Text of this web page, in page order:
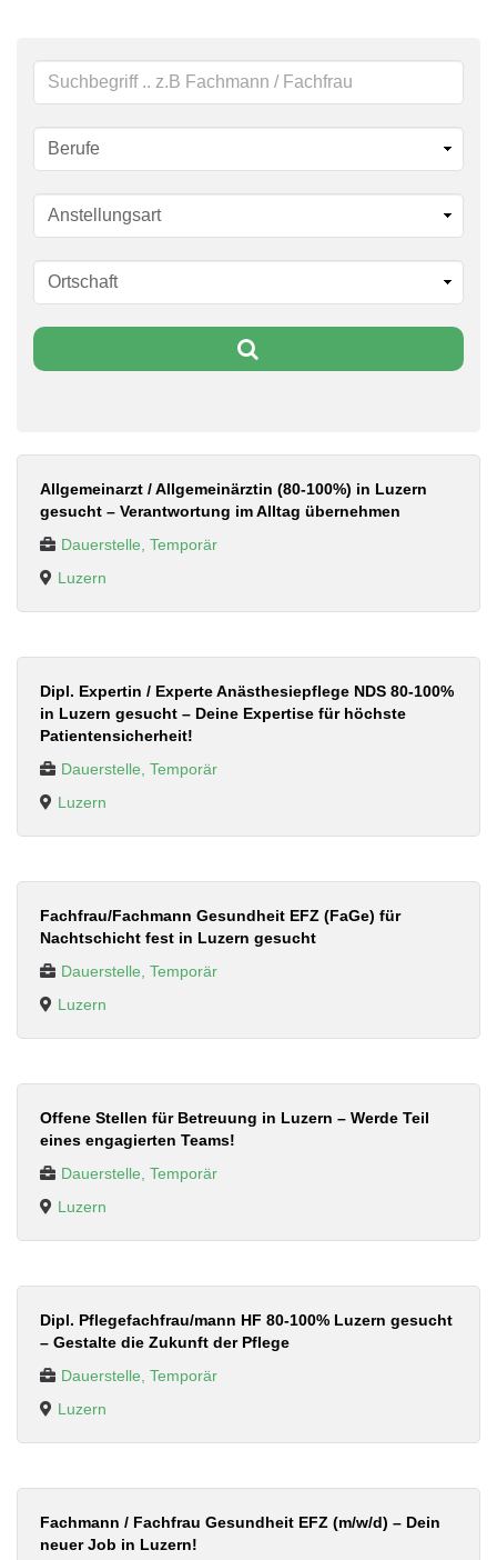
Schlüsselwörter
Allgemeinarzt / Allgemeinärztin (80-100%) in Luzern
gesucht – Verantwortung im Alltag übernehmen
Dauerstelle, Temporär
Luzern
Dipl. Expertin / Experte Anästhesiepflege NDS 80-100%
in Luzern gesucht – Deine Expertise für höchste
Patientensicherheit!
Dauerstelle, Temporär
Luzern
Fachfrau/Fachmann Gesundheit EFZ (FaGe) für
Nachtschicht fest in Luzern gesucht
Dauerstelle, Temporär
Luzern
Offene Stellen für Betreuung in Luzern – Werde Teil
eines engagierten Teams!
Dauerstelle, Temporär
Luzern
Dipl. Pflegefachfrau/mann HF 80-100% Luzern gesucht
– Gestalte die Zukunft der Pflege
Dauerstelle, Temporär
Luzern
Fachmann / Fachfrau Gesundheit EFZ (m/w/d) – Dein
neuer Job in Luzern!